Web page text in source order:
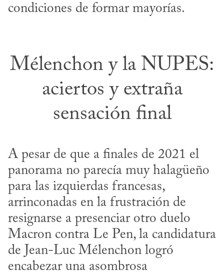
condiciones de formar mayorías.
Mélenchon y la NUPES:
aciertos y extraña
sensación final
A pesar de que a finales de 2021 el
panorama no parecía muy halagüeño
para las izquierdas francesas,
arrinconadas en la frustración de
resignarse a presenciar otro duelo
Macron contra Le Pen, la candidatura
de Jean-Luc Mélenchon logró
encabezar una asombrosa